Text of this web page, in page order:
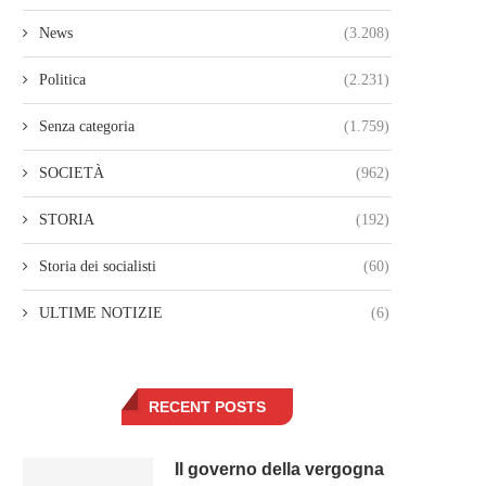
News (3.208)
Politica (2.231)
Senza categoria (1.759)
SOCIETÀ (962)
STORIA (192)
Storia dei socialisti (60)
ULTIME NOTIZIE (6)
RECENT POSTS
Il governo della vergogna